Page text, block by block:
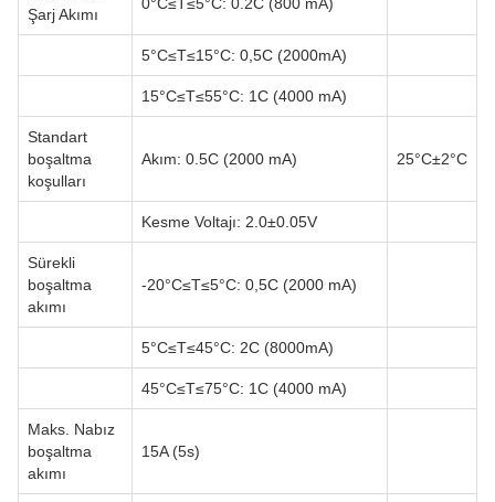
Şarj Akımı
0°C≤T≤5°C: 0.2C (800 mA)
5°C≤T≤15°C: 0,5C (2000mA)
15°C≤T≤55°C: 1C (4000 mA)
Standart
boşaltma
koşulları
Akım: 0.5C (2000 mA) 25°C±2°C
Kesme Voltajı: 2.0±0.05V
Sürekli
boşaltma
akımı
-20°C≤T≤5°C: 0,5C (2000 mA)
5°C≤T≤45°C: 2C (8000mA)
45°C≤T≤75°C: 1C (4000 mA)
Maks. Nabız
boşaltma
akımı
15A (5s)